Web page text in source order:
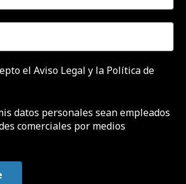
el Aviso Legal y la Política de
datos personales sean empleados
comerciales por medios